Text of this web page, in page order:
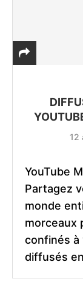
12
YouTube
Partagez
monde
morceaux
confinés à
diffusés